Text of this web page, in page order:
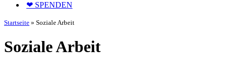
❤ SPENDEN
Startseite » Soziale Arbeit
Soziale Arbeit